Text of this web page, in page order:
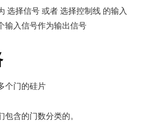
选择信号 或者 选择控制线 的输入
输入信号作为输出信号
个门的硅片
含的门数分类的。